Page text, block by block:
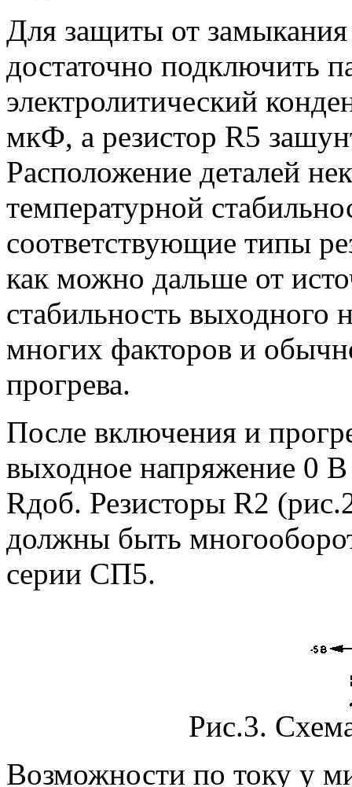
Для защиты от
достаточно подключить
электролитический
мкФ, а резистор R5
Расположение деталей
температурной
соответствующие типы
как можно дальше от
стабильность выходного
многих факторов и
прогрева.
После включения и
выходное напряжение 0 В
Rдоб. Резисторы R2
должны быть
серии СП5.
Рис.3.
Возможности по току у